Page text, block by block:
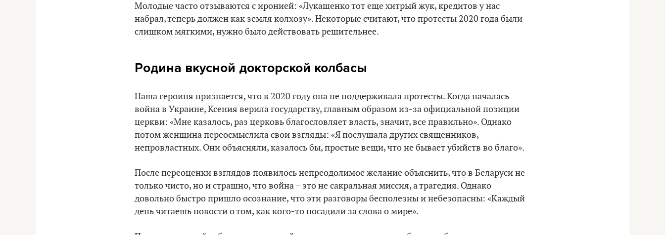
Молодые часто отзываются с иронией: «Лукашенко тот еще хитрый жук, кредитов у нас
набрал, теперь должен как земля колхозу». Некоторые считают, что протесты 2020 года были
слишком мягкими, нужно было действовать решительнее.
Родина вкусной докторской колбасы
Наша героиня признается, что в 2020 году она не поддерживала протесты. Когда началась
война в Украине, Ксения верила государству, главным образом из-за официальной позиции
церкви: «Мне казалось, раз церковь благословляет власть, значит, все правильно». Однако
потом женщина переосмыслила свои взгляды: «Я послушала других священников,
непровластных. Они объясняли, казалось бы, простые вещи, что не бывает убийств во благо».
После переоценки взглядов появилось непреодолимое желание объяснить, что в Беларуси не
только чисто, но и страшно, что война – это не сакральная миссия, а трагедия. Однако
довольно быстро пришло осознание, что эти разговоры бесполезны и небезопасны: «Каждый
день читаешь новости о том, как кого-то посадили за слова о мире».